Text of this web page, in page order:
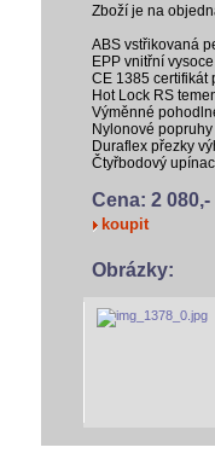
Zboží je na
ABS vstřikovaná
EPP vnitřní
CE 1385 certifikát
Hot Lock RS
Výměnné
Nylonové
Duraflex přezky
Čtyřbodový
Cena: 2
koupit
Obrázky: